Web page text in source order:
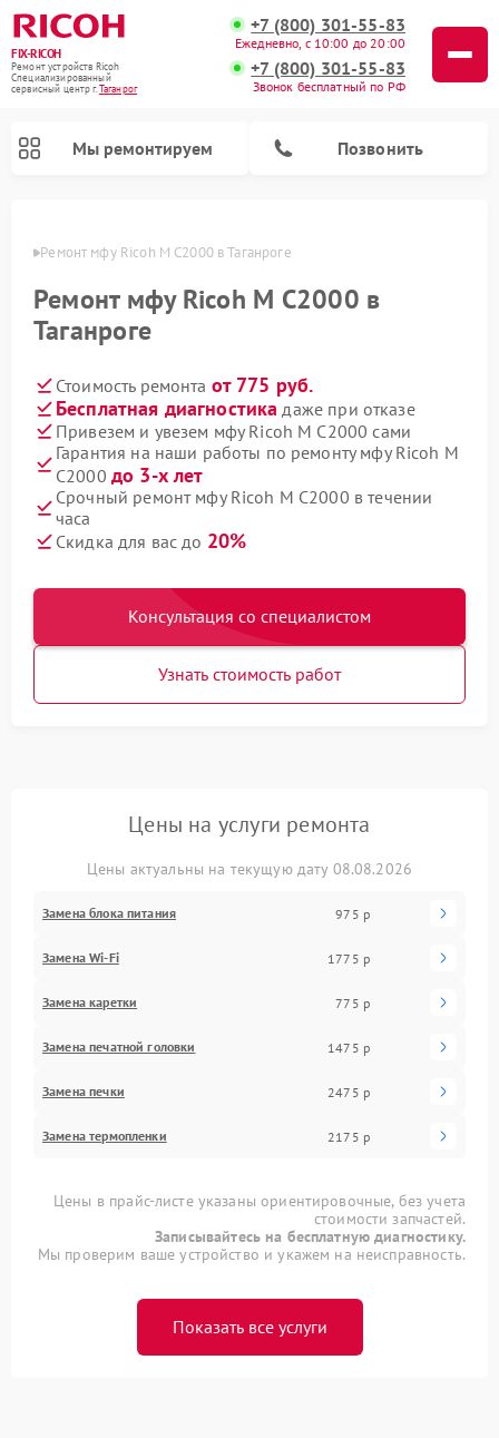
FIX-RICOH
Ремонт устройств Ricoh
Специализированный
cервисный центр г.Таганрог
+7 (800) 301-55-83
Ежедневно, с 10:00 до 20:00
+7 (800) 301-55-83
Звонок бесплатный по РФ
Мы ремонтируем Позвонить
Ремонт мфу Ricoh M C2000 в Таганроге
Ремонт мфу Ricoh M C2000 в
Таганроге
Стоимость ремонта от 775 руб.
Бесплатная диагностика даже при отказе
Привезем и увезем мфу Ricoh M C2000 сами
Гарантия на наши работы по ремонту мфу Ricoh M
C2000 до 3-х лет
Срочный ремонт мфу Ricoh M C2000 в течении
часа
Скидка для вас до 20%
Консультация со специалистом
Узнать стоимость работ
Цены на услуги ремонта
Цены актуальны на текущую дату 08.08.2026
Замена блока питания 975 р
Замена Wi-Fi 1775 р
Замена каретки 775 р
Замена печатной головки 1475 р
Замена печки 2475 р
Замена термопленки 2175 р
Цены в прайс-листе указаны ориентировочные, без учета
стоимости запчастей.
Записывайтесь на бесплатную диагностику.
Мы проверим ваше устройство и укажем на неисправность.
Показать все услуги